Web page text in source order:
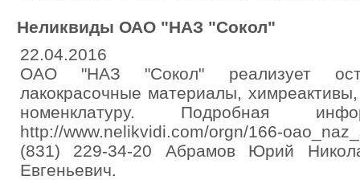
Неликвиды ОАО "НАЗ "Сокол"
22.04.2016
ОАО "НАЗ "Сокол" реализует
лакокрасочные материалы,
номенклатуру. Подробная
http://www.nelikvidi.com/orgn/166-
(831) 229-34-20 Абрамов Юрий
Евгеньевич.